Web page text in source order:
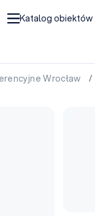
Katalog obiektów
Wrocław /